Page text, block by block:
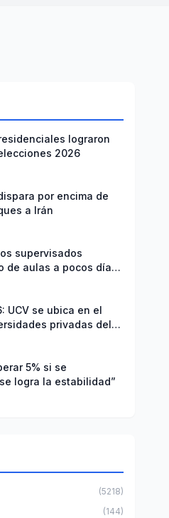
lograron
2026
por encima de
a Irán
supervisados
de aulas a pocos días
2026
UCV se ubica en el
privadas del
5% si se
logra la estabilidad”
(5218)
(144)